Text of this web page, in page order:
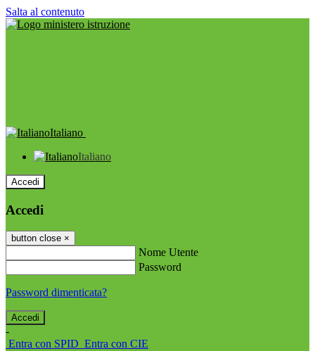
Salta al contenuto
Italiano
Italiano
Accedi
Accedi
button close ×
Nome Utente
Password
Password dimenticata?
-
Entra con SPID Entra con CIE